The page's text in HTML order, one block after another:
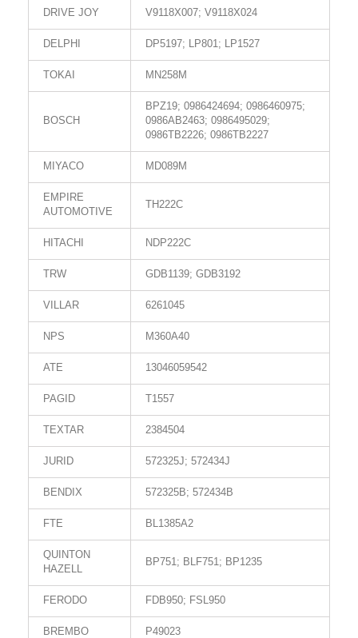
DRIVE JOY V9118X007; V9118X024
DELPHI DP5197; LP801; LP1527
TOKAI MN258M
BOSCH
BPZ19; 0986424694; 0986460975;
0986AB2463; 0986495029;
0986TB2226; 0986TB2227
MIYACO MD089M
EMPIRE
AUTOMOTIVE
TH222C
HITACHI NDP222C
TRW GDB1139; GDB3192
VILLAR 6261045
NPS M360A40
ATE 13046059542
PAGID T1557
TEXTAR 2384504
JURID 572325J; 572434J
BENDIX 572325B; 572434B
FTE BL1385A2
QUINTON
HAZELL
BP751; BLF751; BP1235
FERODO FDB950; FSL950
BREMBO P49023